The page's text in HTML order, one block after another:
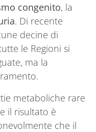
congenito, la
. Di recente
decine di
le Regioni si
ma la
metaboliche rare
il risultato è
che il